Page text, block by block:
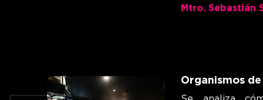
Organismos
Mtro. Sebastián